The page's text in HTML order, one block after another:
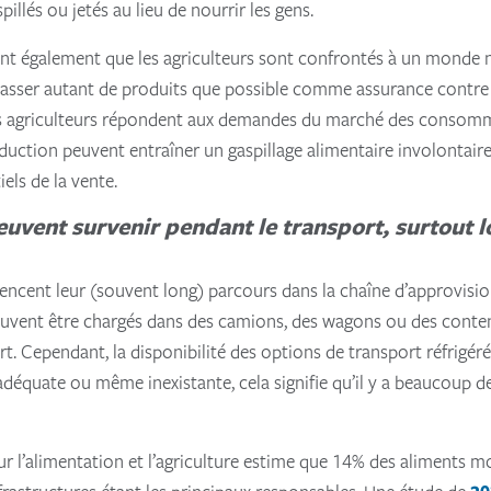
ou jetés au lieu de nourrir les gens.
également que les agriculteurs sont confrontés à un monde
autant de produits que possible comme assurance
répondent aux demandes du marché des
peuvent entraîner un gaspillage alimentaire
de la vente.
survenir pendant le transport, surtout
leur (souvent long) parcours dans la chaîne
être chargés dans des camions, des wagons ou des
Cependant, la disponibilité des options de transport
ou même inexistante, cela signifie qu’il y a beaucoup
l’alimentation et l’agriculture estime que 14% des aliments